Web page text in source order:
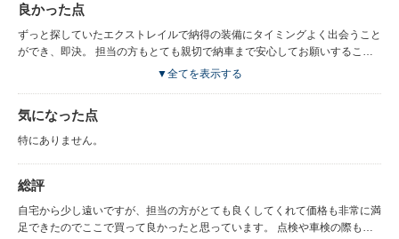
良かった点
ずっと探していたエクストレイルで納得の装備にタイミングよく出会うこと
ができ、即決。 担当の方もとても親切で納車まで安心してお願いすること
▼全てを表示する
気になった点
特にありません。
総評
自宅から少し遠いですが、担当の方がとても良くしてくれて価格も非常に満
足できたのでここで買って良かったと思っています。 点検や車検の際もこ